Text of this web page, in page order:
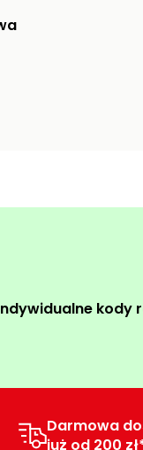
kody
Darmowa
już od 200